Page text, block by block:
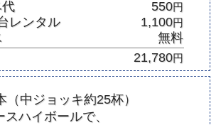
550円
レンタル 1,100円
無料
21,780円
（中ジョッキ約25杯）
ハイボールで、